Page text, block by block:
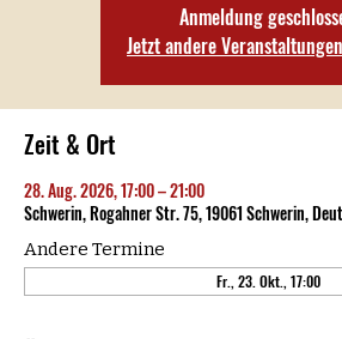
Anmeldung
Jetzt andere
Zeit & Ort
28. Aug. 2026, 17:00 – 21:00
Schwerin, Rogahner Str. 75, 19061 Schwerin,
Andere Termine
Fr., 23. Okt., 17:00